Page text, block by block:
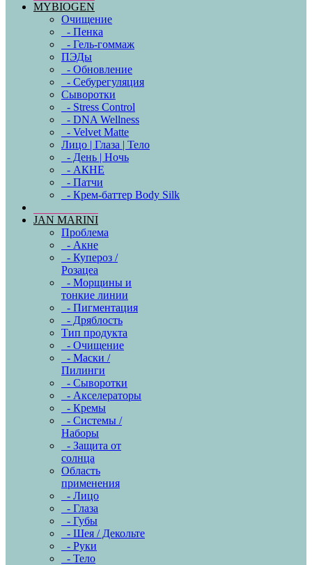
MYBIOGEN
Очищение
- Пенка
- Гель-гоммаж
ПЭДы
- Обновление
- Себурегуляция
Сыворотки
- Stress Control
- DNA Wellness
- Velvet Matte
Лицо | Глаза | Тело
- День | Ночь
- АКНЕ
- Патчи
- Крем-баттер Body Silk
JAN MARINI
Проблема
- Акне
- Купероз /
Розацеа
- Морщины и
тонкие линии
- Пигментация
- Дряблость
Тип продукта
- Очищение
- Маски /
Пилинги
- Сыворотки
- Акселераторы
- Кремы
- Системы /
Наборы
- Защита от
солнца
Область
применения
- Лицо
- Глаза
- Губы
- Шея / Декольте
- Руки
- Тело